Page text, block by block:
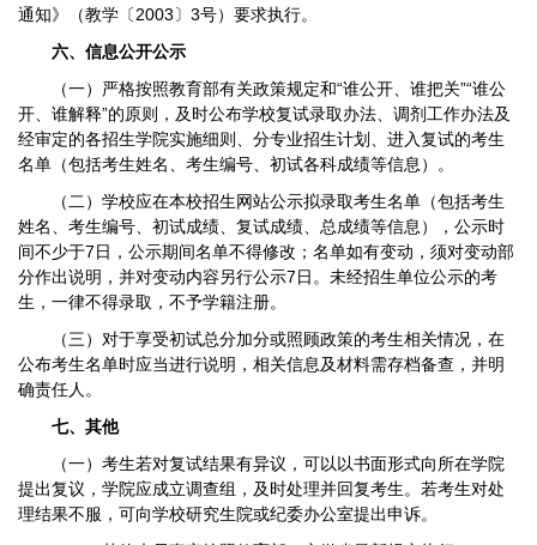
通知》（教学〔2003〕3号）要求执行。
六、信息公开公示
（一）严格按照教育部有关政策规定和“谁公开、谁把关”“谁公
开、谁解释”的原则，及时公布学校复试录取办法、调剂工作办法及
经审定的各招生学院实施细则、分专业招生计划、进入复试的考生
名单（包括考生姓名、考生编号、初试各科成绩等信息）。
（二）学校应在本校招生网站公示拟录取考生名单（包括考生
姓名、考生编号、初试成绩、复试成绩、总成绩等信息），公示时
间不少于7日，公示期间名单不得修改；名单如有变动，须对变动部
分作出说明，并对变动内容另行公示7日。未经招生单位公示的考
生，一律不得录取，不予学籍注册。
（三）对于享受初试总分加分或照顾政策的考生相关情况，在
公布考生名单时应当进行说明，相关信息及材料需存档备查，并明
确责任人。
七、其他
（一）考生若对复试结果有异议，可以以书面形式向所在学院
提出复议，学院应成立调查组，及时处理并回复考生。若考生对处
理结果不服，可向学校研究生院或纪委办公室提出申诉。